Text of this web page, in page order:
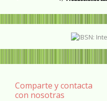
Comparte y contacta
con nosotras